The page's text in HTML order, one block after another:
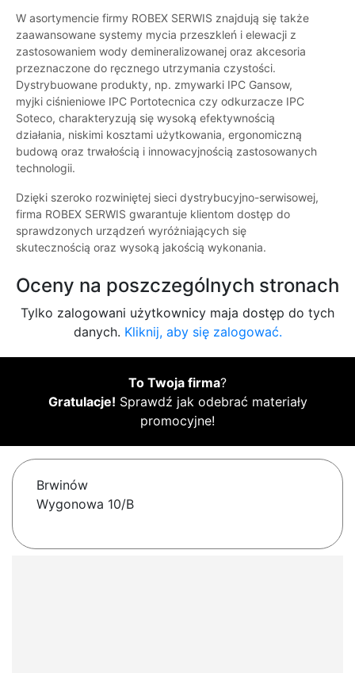
W asortymencie firmy ROBEX SERWIS znajdują się także
zaawansowane systemy mycia przeszkleń i elewacji z
zastosowaniem wody demineralizowanej oraz akcesoria
przeznaczone do ręcznego utrzymania czystości.
Dystrybuowane produkty, np. zmywarki IPC Gansow,
myjki ciśnieniowe IPC Portotecnica czy odkurzacze IPC
Soteco, charakteryzują się wysoką efektywnością
działania, niskimi kosztami użytkowania, ergonomiczną
budową oraz trwałością i innowacyjnością zastosowanych
technologii.
Dzięki szeroko rozwiniętej sieci dystrybucyjno-serwisowej,
firma ROBEX SERWIS gwarantuje klientom dostęp do
sprawdzonych urządzeń wyróżniających się
skutecznością oraz wysoką jakością wykonania.
Oceny na poszczególnych stronach
Tylko zalogowani użytkownicy maja dostęp do tych
danych. Kliknij, aby się zalogować.
To Twoja firma?
Gratulacje! Sprawdź jak odebrać materiały
promocyjne!
Brwinów
Wygonowa 10/B